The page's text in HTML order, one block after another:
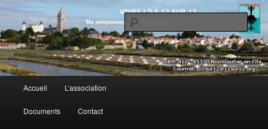
Vivre l’île 12 sur 12
Skip to primary content
Skip to secondary content
Accueil L’association
Documents Contact